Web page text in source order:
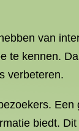
van
te kennen.
verbeteren.
biedt.